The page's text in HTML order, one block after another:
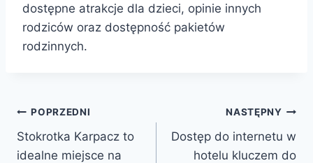
dostępne atrakcje dla dzieci, opinie innych
rodziców oraz dostępność pakietów
rodzinnych.
Nawigacja
wpisu
POPRZEDNI
Stokrotka Karpacz to
idealne miejsce na
NASTĘPNY
Dostęp do internetu w
hotelu kluczem do